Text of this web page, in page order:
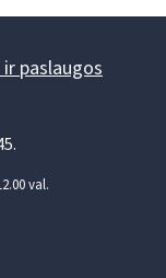
paslaugos
val.